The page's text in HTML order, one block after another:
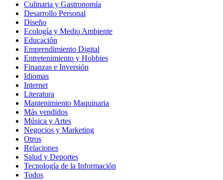
Culinaria y Gastronomía
Desarrollo Personal
Diseño
Ecología y Medio Ambiente
Educación
Emprendimiento Digital
Entretenimiento y Hobbies
Finanzas e Inversión
Idiomas
Internet
Literatura
Mantenimiento Maquinaria
Más vendidos
Música y Artes
Negocios y Marketing
Otros
Relaciones
Salud y Deportes
Tecnología de la Información
Todos